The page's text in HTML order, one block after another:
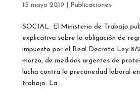
15 mayo 2019 Publicaciones
SOCIAL El Ministerio de Trabajo
explicativa sobre la obligación de
impuesto por el Real Decreto Ley 8/
marzo, de medidas urgentes de
lucha contra la precariedad laboral
trabajo. La...